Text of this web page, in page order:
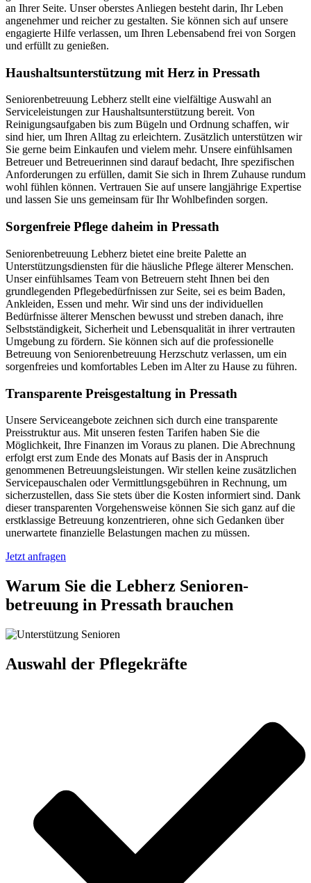
an Ihrer Seite. Unser oberstes Anliegen besteht darin, Ihr Leben
angenehmer und reicher zu gestalten. Sie können sich auf unsere
engagierte Hilfe verlassen, um Ihren Lebensabend frei von Sorgen
und erfüllt zu genießen.
Haushalts­unterstützung mit Herz in Pressath
Seniorenbetreuung Lebherz stellt eine vielfältige Auswahl an
Serviceleistungen zur Haushaltsunterstützung bereit. Von
Reinigungsaufgaben bis zum Bügeln und Ordnung schaffen, wir
sind hier, um Ihren Alltag zu erleichtern. Zusätzlich unterstützen wir
Sie gerne beim Einkaufen und vielem mehr. Unsere einfühlsamen
Betreuer und Betreuerinnen sind darauf bedacht, Ihre spezifischen
Anforderungen zu erfüllen, damit Sie sich in Ihrem Zuhause rundum
wohl fühlen können. Vertrauen Sie auf unsere langjährige Expertise
und lassen Sie uns gemeinsam für Ihr Wohlbefinden sorgen.
Sorgenfreie Pflege daheim in Pressath
Seniorenbetreuung Lebherz bietet eine breite Palette an
Unterstützungsdiensten für die häusliche Pflege älterer Menschen.
Unser einfühlsames Team von Betreuern steht Ihnen bei den
grundlegenden Pflegebedürfnissen zur Seite, sei es beim Baden,
Ankleiden, Essen und mehr. Wir sind uns der individuellen
Bedürfnisse älterer Menschen bewusst und streben danach, ihre
Selbstständigkeit, Sicherheit und Lebensqualität in ihrer vertrauten
Umgebung zu fördern. Sie können sich auf die professionelle
Betreuung von Seniorenbetreuung Herzschutz verlassen, um ein
sorgenfreies und komfortables Leben im Alter zu Hause zu führen.
Transparente Preisgestaltung in Pressath
Unsere Serviceangebote zeichnen sich durch eine transparente
Preisstruktur aus. Mit unseren festen Tarifen haben Sie die
Möglichkeit, Ihre Finanzen im Voraus zu planen. Die Abrechnung
erfolgt erst zum Ende des Monats auf Basis der in Anspruch
genommenen Betreuungsleistungen. Wir stellen keine zusätzlichen
Servicepauschalen oder Vermittlungsgebühren in Rechnung, um
sicherzustellen, dass Sie stets über die Kosten informiert sind. Dank
dieser transparenten Vorgehensweise können Sie sich ganz auf die
erstklassige Betreuung konzentrieren, ohne sich Gedanken über
unerwartete finanzielle Belastungen machen zu müssen.
Jetzt anfragen
Warum Sie die Lebherz Senioren­
betreuung in Pressath brauchen
Auswahl der Pflegekräfte